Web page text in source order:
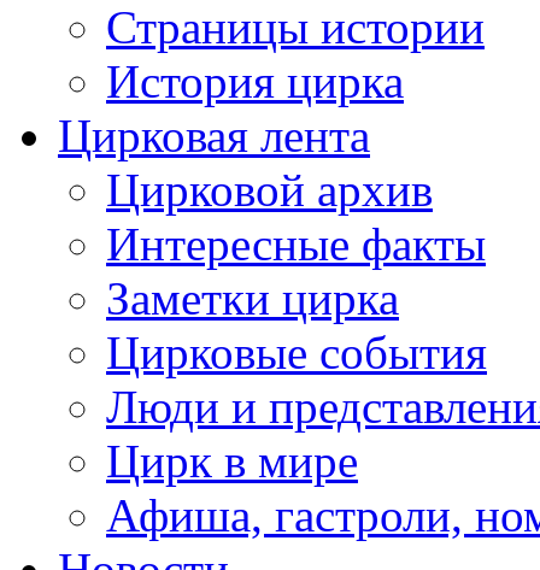
Страницы истории
История цирка
Цирковая лента
Цирковой архив
Интересные факты
Заметки цирка
Цирковые события
Люди и
Цирк в мире
Афиша, гастроли,